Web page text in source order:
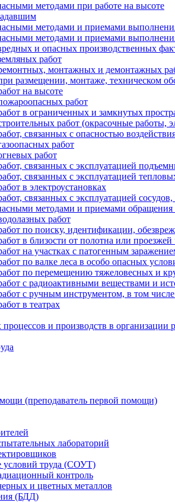
методами при работе на высоте
методами и приемами
методами и приемами
и опасных производственных
работ
монтажных и демонтажных
размещении, монтаже, техническом
на высоте
работ
в ограниченных и замкнутых
работ (окрасочные работы,
связанных с опасностью
работ
работ
связанных с эксплуатацией
связанных с эксплуатацией
в электроустановках
связанных с эксплуатацией
методами и приемами
работ
по поиску, идентификации,
в близости от полотна или
на участках с патогенным
по валке леса в особо опасных
по перемещению тяжеловесных и
с радиоактивными веществами и
с ручным инструментом, в том
в театрах
и производств в организации
(преподаватель первой помощи)
лабораторий
условий труда (СОУТ)
контроль
и цветных металлов
(БДД)